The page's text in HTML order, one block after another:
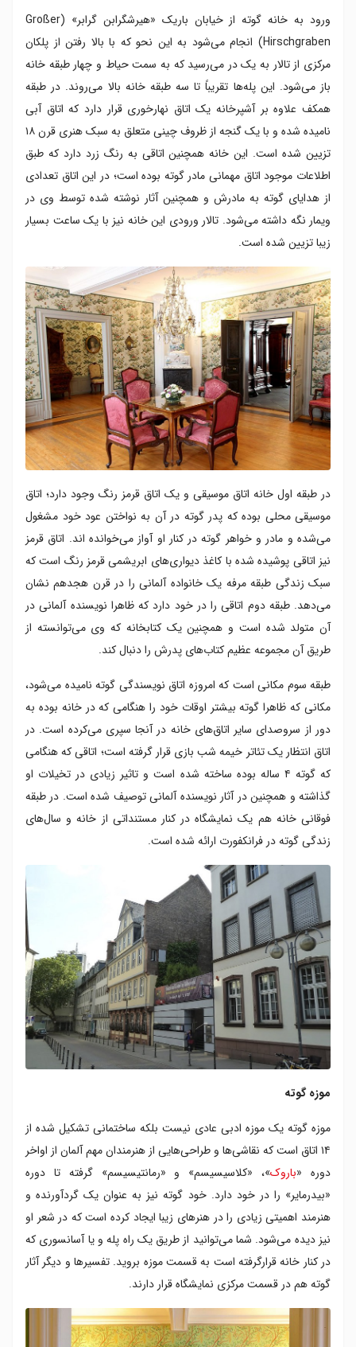
ورود به خانه گوته از خیابان باریک «هیرشگرابن گرابر» (Großer
Hirschgraben) انجام می‌شود به این نحو که با بالا رفتن از پلکان
مرکزی از تالار به یک در می‌رسید که به سمت حیاط و چهار طبقه خانه
باز می‌شود. این پله‌ها تقریباً تا سه طبقه خانه بالا می‌روند. در طبقه
همکف علاوه بر آشپرخانه یک اتاق نهارخوری قرار دارد که اتاق آبی
نامیده شده و با یک گنجه از ظروف چینی متعلق به سبک هنری قرن ۱۸
تزیین شده است. این خانه همچنین اتاقی به رنگ زرد دارد که طبق
اطلاعات موجود اتاق مهمانی مادر گوته بوده است؛ در این اتاق تعدادی
از هدایای گوته به مادرش و همچنین آثار نوشته شده توسط وی در
ویمار نگه داشته می‌شود. تالار ورودی این خانه نیز با یک ساعت بسیار
زیبا تزیین شده است.
در طبقه اول خانه اتاق موسیقی و یک اتاق قرمز رنگ وجود دارد؛ اتاق
موسیقی محلی بوده که پدر گوته در آن به نواختن‌ عود خود مشغول
می‌شده و مادر و خواهر گوته در کنار او آواز می‌خوانده اند. اتاق قرمز
نیز اتاقی پوشیده شده با کاغذ دیواری‌های ابریشمی قرمز رنگ است که
سبک زندگی طبقه مرفه یک خانواده آلمانی را در قرن هجدهم نشان
می‌دهد. طبقه دوم اتاقی را در خود دارد که ظاهرا نویسنده آلمانی در
آن متولد شده است و همچنین یک کتابخانه که وی می‌توانسته از
طریق آن مجموعه عظیم کتاب‌های پدرش را دنبال کند.
طبقه سوم مکانی است که امروزه اتاق نویسندگی گوته نامیده می‌شود،
مکانی که ظاهرا گوته بیشتر اوقات خود را هنگامی که در خانه بوده به
دور از سروصدای سایر اتاق‌های خانه در آنجا سپری می‌کرده است. در
اتاق انتظار یک تئاتر خيمه‌ شب‌ بازی قرار گرفته است؛ اتاقی که هنگامی
که گوته ۴ ساله بوده ساخته شده است و تاثیر زیادی در تخیلات او
گذاشته و همچنین در آثار نویسنده آلمانی توصیف شده است. در طبقه
فوقانی خانه هم یک نمایشگاه در کنار مستنداتی از خانه و سال‌های
زندگی گوته در فرانکفورت ارائه شده است.
موزه گوته
موزه گوته یک موزه ادبی عادی نیست بلکه ساختمانی تشکیل شده از
۱۴ اتاق است که نقاشی‌ها و طراحی‌هایی از هنرمندان مهم آلمان از اواخر
دوره «باروک»، «کلاسيسيسم» و «رمانتيسيسم» گرفته تا دوره
«بيدرماير» را در خود دارد. خود گوته نیز به عنوان یک گردآورنده و
هنرمند اهمیتی زیادی را در هنرهای زیبا ایجاد کرده است که در شعر او
نیز دیده می‌شود. شما می‌توانید از طریق یک راه پله و یا آسانسوری که
در کنار خانه قرارگرفته است به قسمت موزه بروید. تفسیرها و دیگر آثار
گوته هم در قسمت مرکزی نمایشگاه قرار دارند.